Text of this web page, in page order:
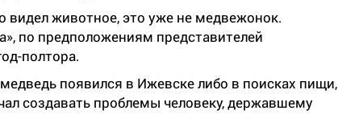
видел животное, это уже не медвежонок.
по предположениям представителей
полтора.
появился в Ижевске либо в поисках пищи,
создавать проблемы человеку, державшему